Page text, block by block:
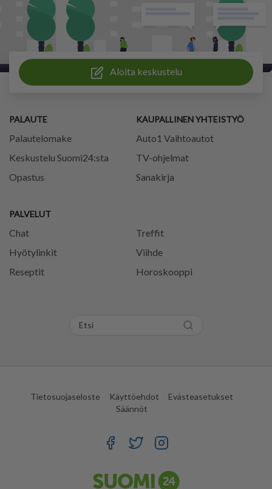
Aloita keskustelu
PALAUTE
Palautelomake
Keskustelu Suomi24:sta
Opastus
PALVELUT
Chat
Treffit
Hyötylinkit
Viihde
Reseptit
Horoskooppi
KAUPALLINEN YHTEISTYÖ
Auto1 Vaihtoautot
TV-ohjelmat
Sanakirja
Tietosuojaseloste Käyttöehdot
Evästeasetukset
Säännöt